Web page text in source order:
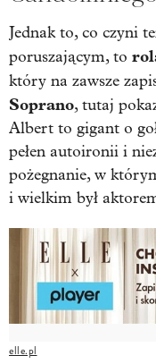
Jednak to, co czyni
poruszającym, to
który na zawsze
Soprano, tutaj
Albert to gigant o
pełen autoironii i
pożegnanie, w
i wielkim był
elle.pl